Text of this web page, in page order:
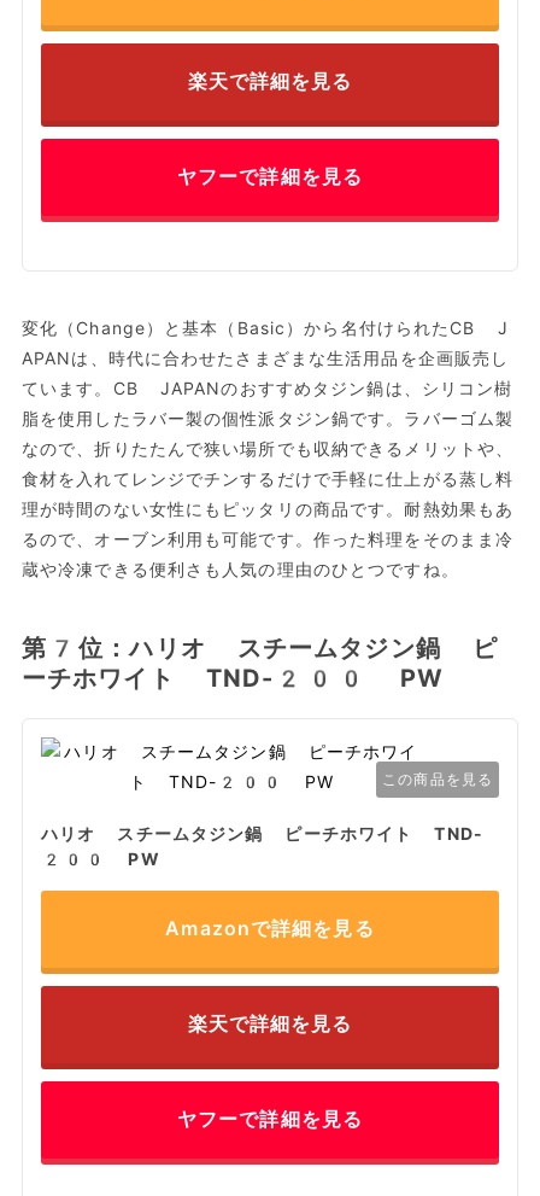
楽天で詳細を見る
ヤフーで詳細を見る
変化（Change）と基本（Basic）から名付けられたCB J
APANは、時代に合わせたさまざまな生活用品を企画販売し
ています。CB JAPANのおすすめタジン鍋は、シリコン樹
脂を使用したラバー製の個性派タジン鍋です。ラバーゴム製
なので、折りたたんで狭い場所でも収納できるメリットや、
食材を入れてレンジでチンするだけで手軽に仕上がる蒸し料
理が時間のない女性にもピッタリの商品です。耐熱効果もあ
るので、オーブン利用も可能です。作った料理をそのまま冷
蔵や冷凍できる便利さも人気の理由のひとつですね。
第7位：ハリオ スチームタジン鍋 ピ
ーチホワイト TND-200 PW
この商品を見る
ハリオ スチームタジン鍋 ピーチホワイト TND-
200 PW
Amazonで詳細を見る
楽天で詳細を見る
ヤフーで詳細を見る